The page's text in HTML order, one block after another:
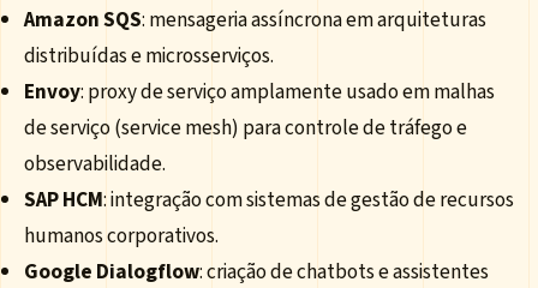
Amazon SQS: mensageria assíncrona em arquiteturas
distribuídas e microsserviços.
Envoy: proxy de serviço amplamente usado em malhas
de serviço (service mesh) para controle de tráfego e
observabilidade.
SAP HCM: integração com sistemas de gestão de recursos
humanos corporativos.
Google Dialogflow: criação de chatbots e assistentes